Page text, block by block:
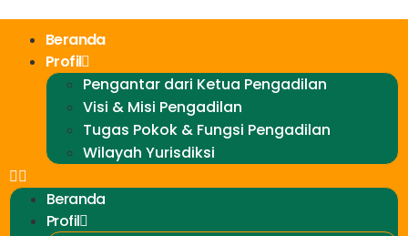
Beranda
Profil
Pengantar dari Ketua Pengadilan
Visi & Misi Pengadilan
Tugas Pokok & Fungsi Pengadilan
Wilayah Yurisdiksi
Beranda
Profil